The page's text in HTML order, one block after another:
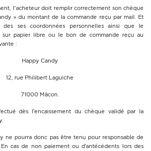
l'acheteur doit remplir correctement son chèque
» du montant de la commande reçu par mail. Et
des ses coordonnées personnelles ainsi que le
sur papier libre ou le bon de commande reçu au
:
Happy Candy
12, rue Philibert Laguiche
71000 Mâcon.
dès l’encaissement du chèque validé par la
ne pourra donc pas être tenu pour responsable de
cas de non paiement ou d’antécédents lors des